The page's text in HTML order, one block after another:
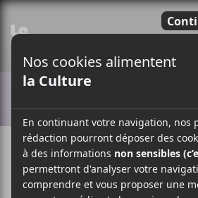
17 SEPTEMBRE 2020
PARELOÏSE LÉVEILLÉ-CHAGNON
/ EXPÉRIMENTAL
/ FOLK